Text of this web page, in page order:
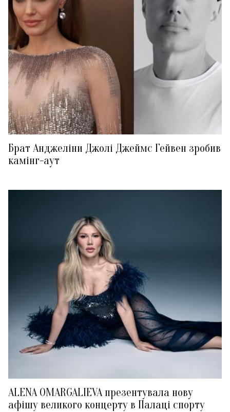
Брат Анджеліни Джолі Джеймс Гейвен зробив
камінг-аут
ALENA OMARGALIEVA презентувала нову
афішу великого концерту в Палаці спорту